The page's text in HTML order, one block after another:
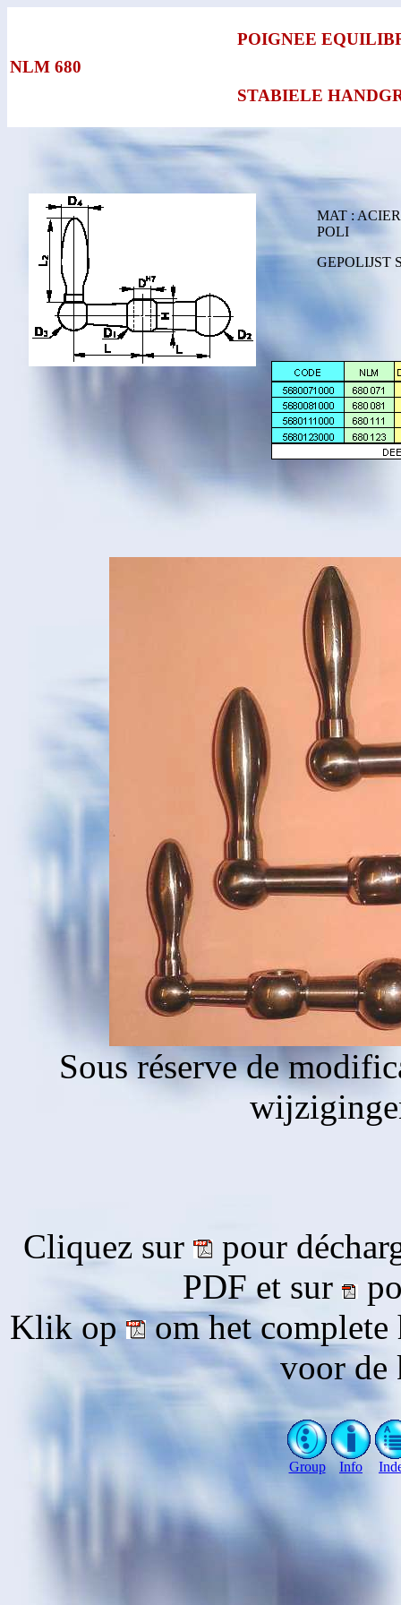
NLM 680
POIGNEE
STABIELE
MAT :
POLI
GEPOLIJST
Sous réserve de
Cliquez sur
pour
PDF et sur
Klik op om het complete
voor de
Group Info